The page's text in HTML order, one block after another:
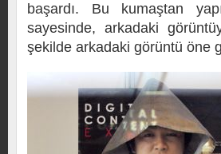
başardı. Bu kumaştan
sayesinde, arkadaki
şekilde arkadaki görüntü öne